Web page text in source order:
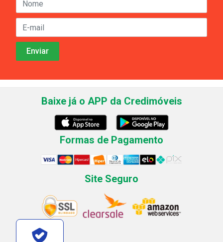
Baixe já o APP da Credimóveis
Formas de Pagamento
Site Seguro